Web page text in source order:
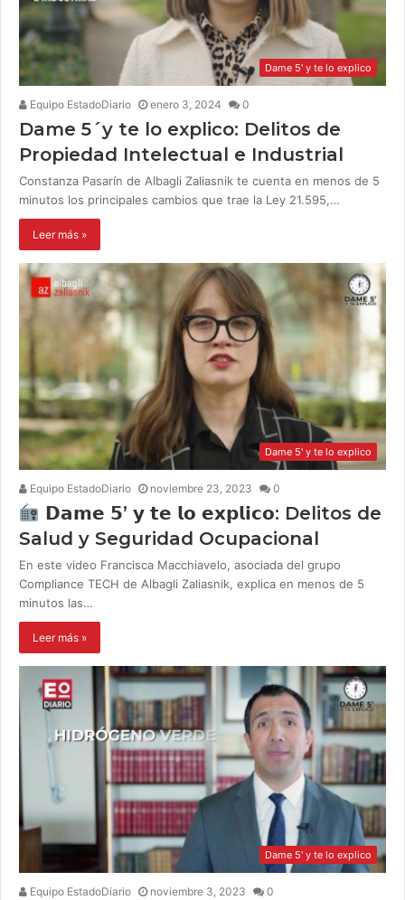
Dame 5' y te lo explico
Equipo EstadoDiario enero 3, 2024 0
Dame 5´y te lo explico: Delitos de
Propiedad Intelectual e Industrial
Constanza Pasarín de Albagli Zaliasnik te cuenta en menos de 5
minutos los principales cambios que trae la Ley 21.595,…
Leer más »
Dame 5' y te lo explico
Equipo EstadoDiario noviembre 23, 2023 0
𝗗𝗮𝗺𝗲 𝟱’ 𝘆 𝘁𝗲 𝗹𝗼 𝗲𝘅𝗽𝗹𝗶𝗰𝗼: Delitos de
Salud y Seguridad Ocupacional
En este video Francisca Macchiavelo, asociada del grupo
Compliance TECH de Albagli Zaliasnik, explica en menos de 5
minutos las…
Leer más »
Dame 5' y te lo explico
Equipo EstadoDiario noviembre 3, 2023 0